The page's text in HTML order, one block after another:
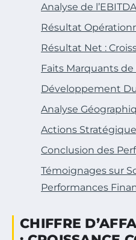
Analyse de l’EBITDA
Résultat
Résultat Net :
Faits Marquants de
Développement
Analyse
Actions
Conclusion des
Témoignages sur
Performances
CHIFFRE